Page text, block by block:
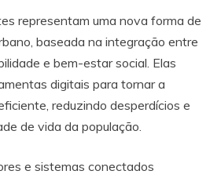
representam uma nova forma de
baseada na integração entre
e bem-estar social. Elas
digitais para tornar a
reduzindo desperdícios e
de vida da população.
e sistemas conectados